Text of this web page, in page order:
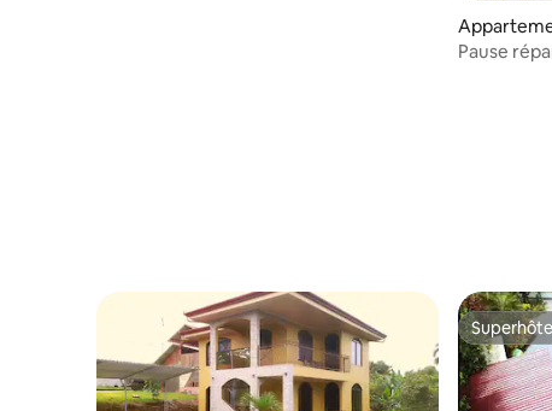
Baru
Pause
Superhôte
Superhôte